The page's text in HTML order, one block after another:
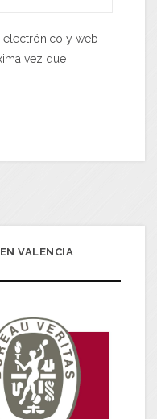
electrónico y web
vez que
VALENCIA